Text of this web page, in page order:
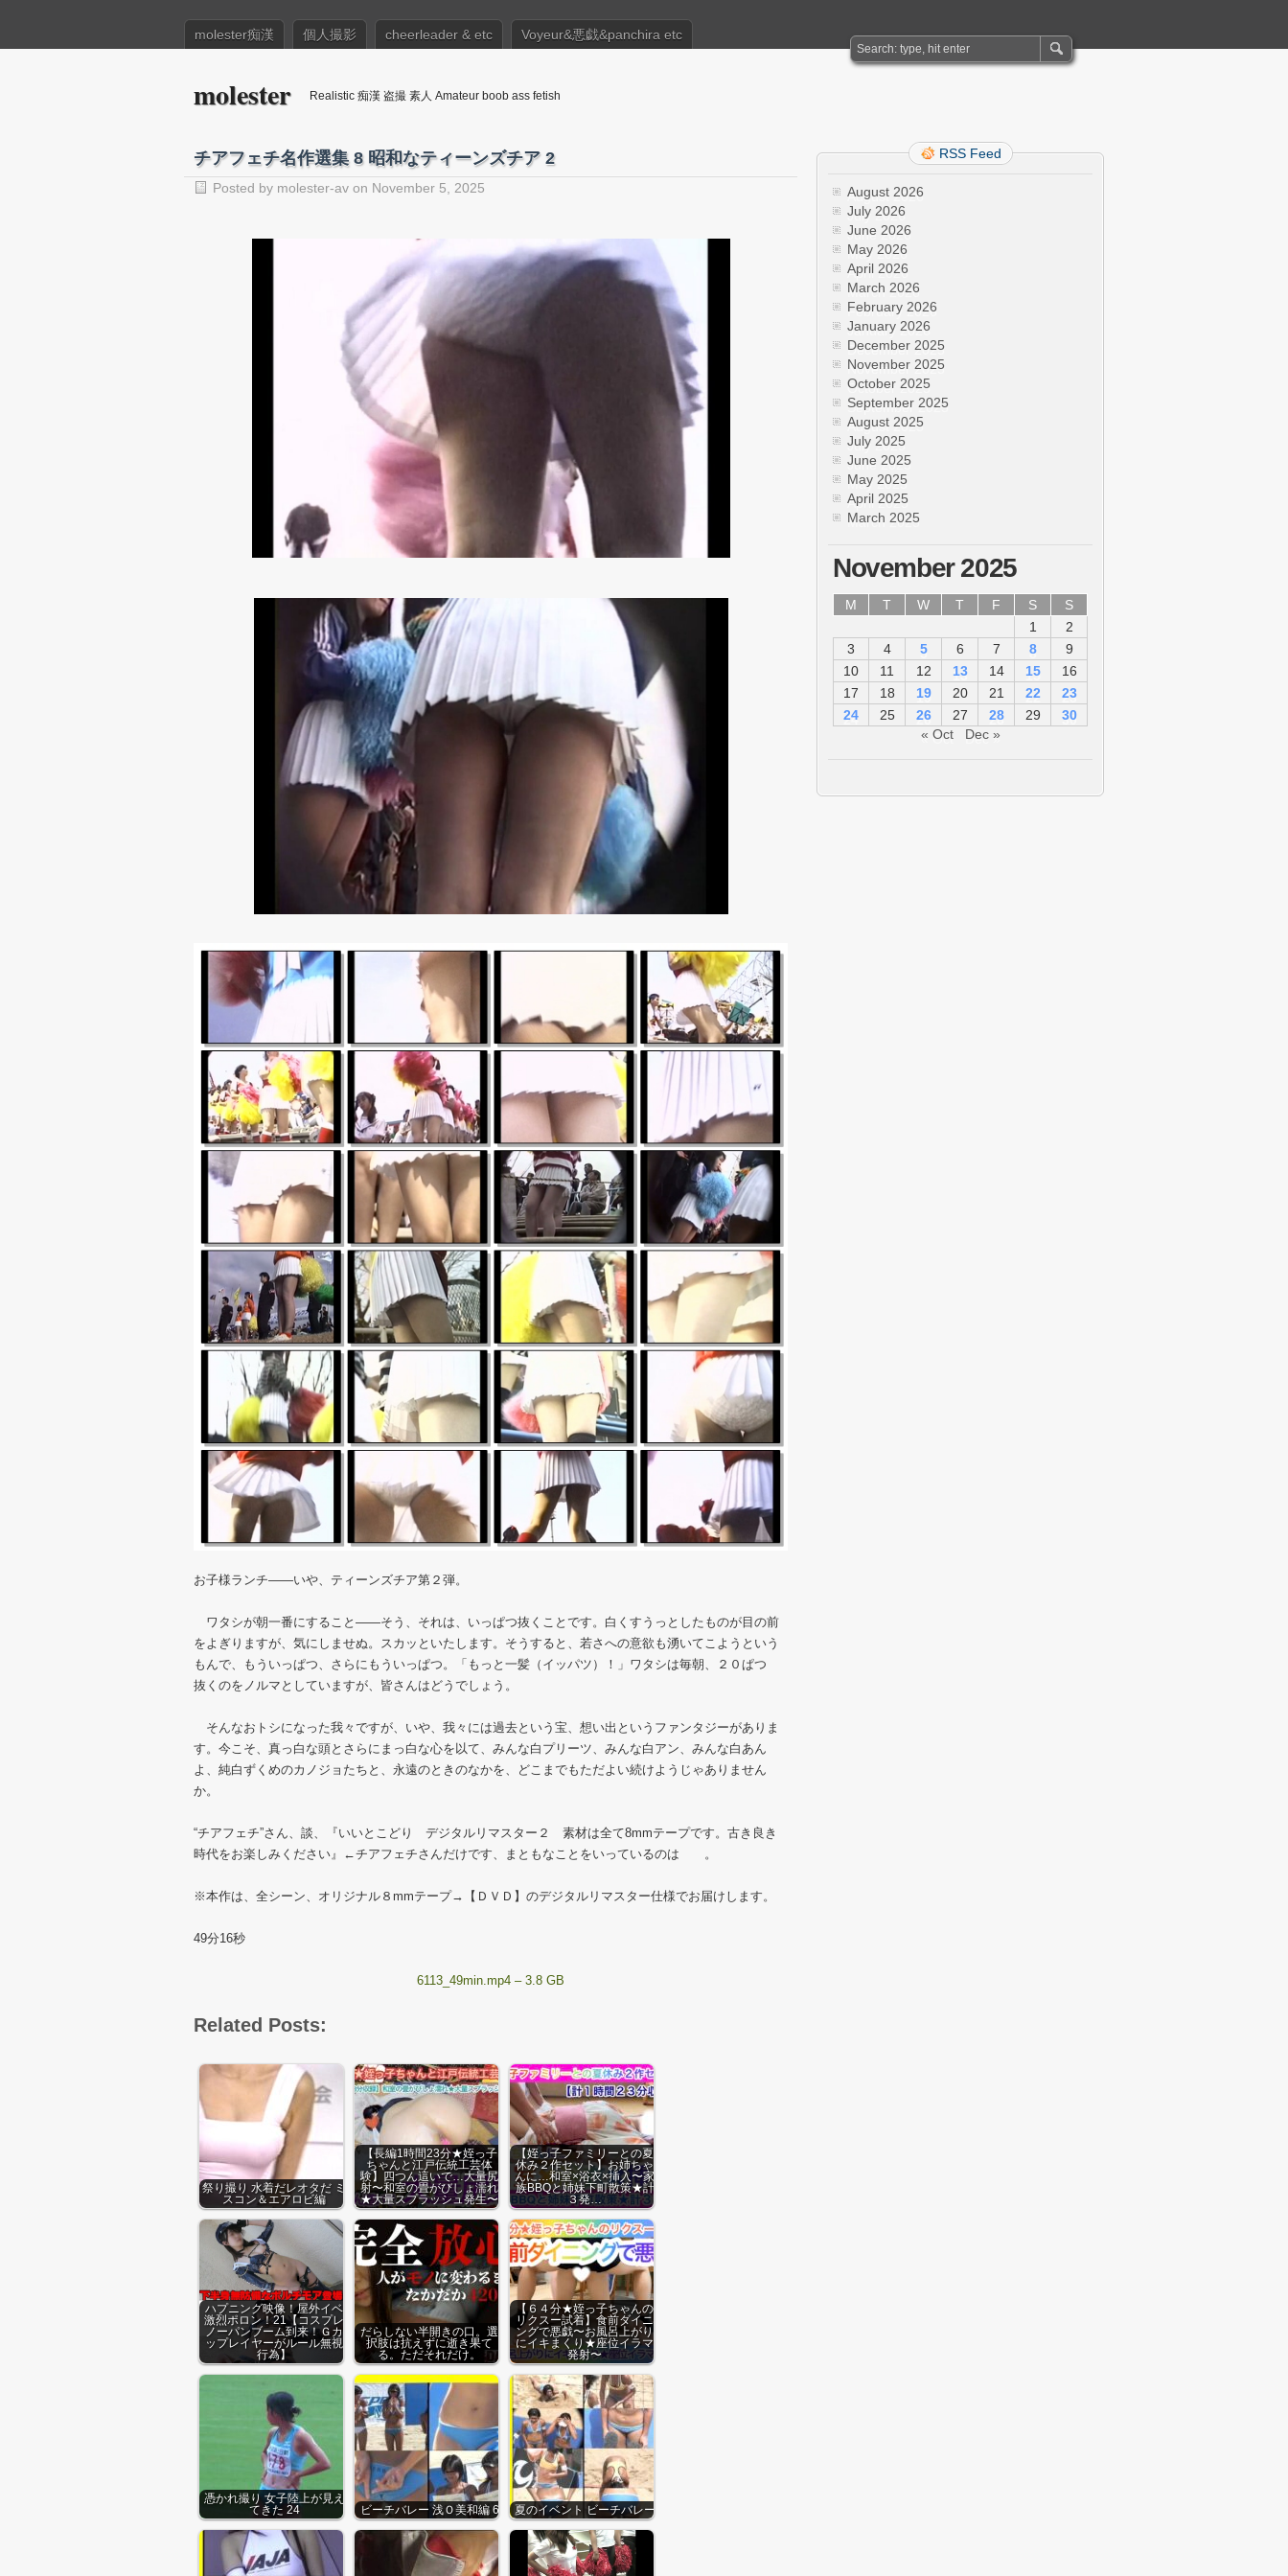
molester痴漢 個人撮影 cheerleader & etc Voyeur&悪戯&panchira etc
molester Realistic 痴漢 盗撮 素人 Amateur boob ass fetish
チアフェチ名作選集 8 昭和なティーンズチア 2
Posted by molester-av on November 5, 2025
お子様ランチ――いや、ティーンズチア第２弾。
ワタシが朝一番にすること――そう、それは、いっぱつ抜くことです。白くすうっとしたものが目の前
をよぎりますが、気にしませぬ。スカッといたします。そうすると、若さへの意欲も湧いてこようという
もんで、もういっぱつ、さらにもういっぱつ。「もっと一髪（イッパツ）！」ワタシは毎朝、２０ぱつ
抜くのをノルマとしていますが、皆さんはどうでしょう。
そんなおトシになった我々ですが、いや、我々には過去という宝、想い出というファンタジーがありま
す。今こそ、真っ白な頭とさらにまっ白な心を以て、みんな白プリーツ、みんな白アン、みんな白あん
よ、純白ずくめのカノジョたちと、永遠のときのなかを、どこまでもただよい続けようじゃありません
か。
“チアフェチ”さん、談、『いいとこどり デジタルリマスター２ 素材は全て8mmテープです。古き良き
時代をお楽しみください』←チアフェチさんだけです、まともなことをいっているのは 。
※本作は、全シーン、オリジナル８mmテープ→【ＤＶＤ】のデジタルリマスター仕様でお届けします。
49分16秒
6113_49min.mp4 – 3.8 GB
Related Posts:
祭り撮り 水着だレオタだ ミ
スコン＆エアロビ編
【長編1時間23分★姪っ子
ちゃんと江戸伝統工芸体
験】四つん這いで…大量尻
射〜和室の畳がびしょ濡れ
★大量スプラッシュ発生〜
【姪っ子ファミリーとの夏
休み２作セット】お姉ちゃ
んに…和室×浴衣×挿入〜家
族BBQと姉妹下町散策★計
３発…
ハプニング映像！屋外イベ
激烈ポロン！21【コスプレ
ノーパンブーム到来！Ｇカ
ップレイヤーがルール無視
行為】
だらしない半開きの口。選
択肢は抗えずに逝き果て
る。ただそれだけ。
【６４分★姪っ子ちゃんの
リクスー試着】食前ダイニ
ングで悪戯〜お風呂上がり
にイキまくり★座位イラマ
発射〜
憑かれ撮り 女子陸上が見え
てきた 24
ビーチバレー 浅Ｏ美和編 6 夏のイベント ビーチバレー
RSS Feed
August 2026
July 2026
June 2026
May 2026
April 2026
March 2026
February 2026
January 2026
December 2025
November 2025
October 2025
September 2025
August 2025
July 2025
June 2025
May 2025
April 2025
March 2025
November 2025
M T W T F S
S
1
2
3
4 5 6 7 8
9
10
11 12 13 14 15
16
17
18 19 20 21 22
23
24
25 26 27 28 29
30
« Oct
Dec »